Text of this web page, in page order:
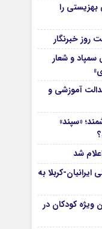
بهزیستی را
روز خبرنگار
سمپاد و شعار
آموزشی و
«سپند»
کربلا به
کودکان در